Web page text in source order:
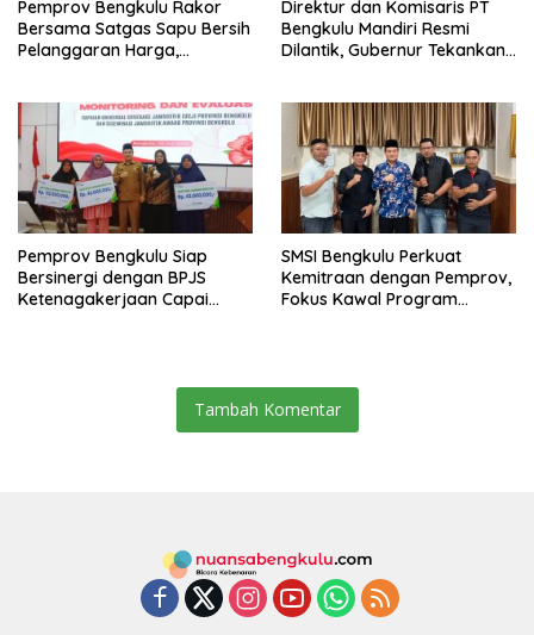
Pemprov Bengkulu Rakor
Bersama Satgas Sapu Bersih
Pelanggaran Harga,
Masih Jadi Sorotan
Direktur dan Komisaris PT
Bengkulu Mandiri Resmi
Dilantik, Gubernur Tekankan
Pemprov Bengkulu Siap
Bersinergi dengan BPJS
Ketenagakerjaan Capai
SMSI Bengkulu Perkuat
Kemitraan dengan Pemprov,
Fokus Kawal Program
Tambah Komentar